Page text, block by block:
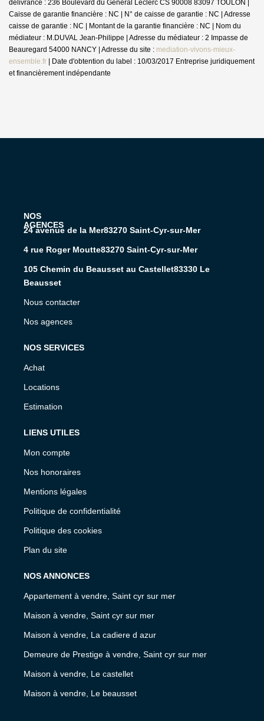
délivrance : 236 Boulevard du Général Leclerc CS 90008 83097 TOULON |
Caisse de garantie financière : NC | N° de caisse de garantie : NC | Adresse
caisse de garantie : NC | Montant de la garantie financière : NC | Nom du
médiateur : M.DUVAL Jean-Philippe | Adresse du médiateur : 2 Impasse de
Beauregard 54000 NANCY | Adresse du site : mediation-vivons-mieux-
ensemble.fr | Date d'obtention du label : 10/03/2017 Entreprise juridiquement
et financièrement indépendante
24 avenue de la Mer83270 Saint-Cyr-sur-Mer
4 rue Roger Moutte83270 Saint-Cyr-sur-Mer
105 Chemin du Beausset au Castellet83330 Le
Beausset
Nous contacter
Nos agences
NOS SERVICES
Achat
Locations
Estimation
LIENS UTILES
Mon compte
Nos honoraires
Mentions légales
Politique de confidentialité
Politique des cookies
Plan du site
NOS ANNONCES
Appartement à vendre, Saint cyr sur mer
Maison à vendre, Saint cyr sur mer
Maison à vendre, La cadiere d azur
Demeure de Prestige à vendre, Saint cyr sur mer
Maison à vendre, Le castellet
Maison à vendre, Le beausset